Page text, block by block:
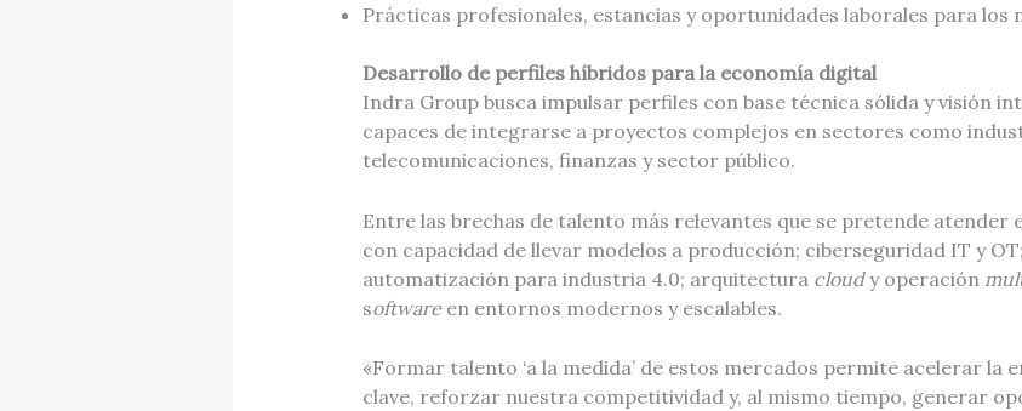
Prácticas profesionales, estancias y oportunidades laborales para los
Desarrollo de perfiles híbridos para la economía digital
Indra Group busca impulsar perfiles con base técnica sólida y visión
capaces de integrarse a proyectos complejos en sectores como
telecomunicaciones, finanzas y sector público.
Entre las brechas de talento más relevantes que se pretende atender
con capacidad de llevar modelos a producción; ciberseguridad IT y
automatización para industria 4.0; arquitectura cloudy operación
softwareen entornos modernos y escalables.
«Formar talento ‘a la medida’ de estos mercados permite acelerar la
clave, reforzar nuestra competitividad y, al mismo tiempo, generar